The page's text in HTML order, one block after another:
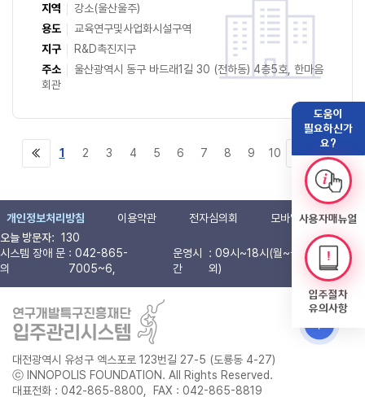
지역
강소(울산울주)
용도
교육연구및사업화시설구역
지구
R&D촉진지구
주소
울산광역시 동구 바드래1길 30 (전하동) 4층5호, 한마음
회관
처음으로
1 2 3 4 5 6 7 8 9 10 마지막으로다음으로
도움이
필요하신가
요?
사용자매뉴얼
입주절차
유의사항
개인정보처리방침 이용약관 전자심의회
모바일 현장실사
오늘 방문자: 130
시스템 장애 문
의
: 042-865-
7005~6,
운영시
간
: 09시~18시(월~금, 공휴일 제
외)
대전광역시 유성구 엑스포로 123번길 27-5 (도룡동 4-27)
ⓒ INNOPOLIS FOUNDATION. All Rights Reserved.
대표전화 : 042-865-8800, FAX : 042-865-8819